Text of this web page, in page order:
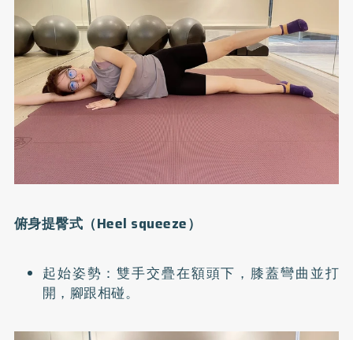
俯身提臀式（Heel squeeze）
起始姿勢：雙手交疊在額頭下，膝蓋彎曲並打
開，腳跟相碰。